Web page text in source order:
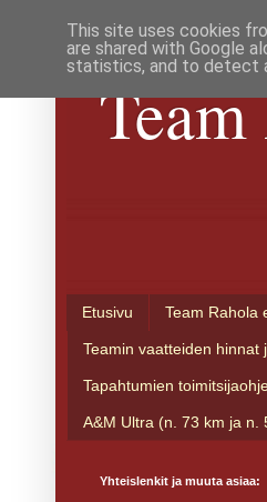
Etusivu Team Rahola
Teamin vaatteiden hinnat
Tapahtumien
A&M Ultra (n. 73 km ja n.
Yhteislenkit ja muuta asiaa:
This site uses cookies
are shared with Google
statistics, and to detect